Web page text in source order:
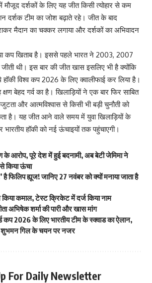
मौजूद दर्शकों के लिए यह जीत किसी त्योहार से कम
दर्शक टीम का जोश बढ़ाते रहे। जीत के बाद
मैदान का चक्कर लगाया और दर्शकों का अभिवादन
कप खिताब है। इससे पहले भारत ने 2003, 2007
थी। इस बार की जीत खास इसलिए भी है क्योंकि
विश्व कप 2026 के लिए क्वालीफाई कर लिया है।
बेहद गर्व का है। खिलाड़ियों ने एक बार फिर साबित
और आत्मविश्वास से किसी भी बड़ी चुनौती को
है। यह जीत आने वाले समय में युवा खिलाड़ियों के
भारतीय हॉकी को नई ऊंचाइयों तक पहुंचाएगी।
के आरोप, पूरे देश में हुई बदनामी, अब बेटी जेमिमा ने
किया ऊंचा
फिलिप ह्यूज! जानिए 27 नवंबर को क्यों मनाया जाता है
किया कमाल, टेस्ट क्रिकेट में दर्ज किया नाम
अभिषेक शर्मा की पारी और खास मांग
कप 2026 के लिए भारतीय टीम के स्क्वाड का ऐलान,
शुभमन गिल के चयन पर नजर
For Daily Newsletter